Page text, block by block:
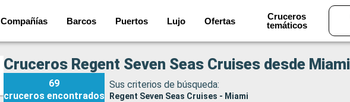
Compañías Barcos Puertos Lujo Ofertas
Cruceros
temáticos
Cruceros Regent Seven Seas Cruises desde Miami
69
cruceros encontrados
Sus criterios de búsqueda:
Regent Seven Seas Cruises - Miami